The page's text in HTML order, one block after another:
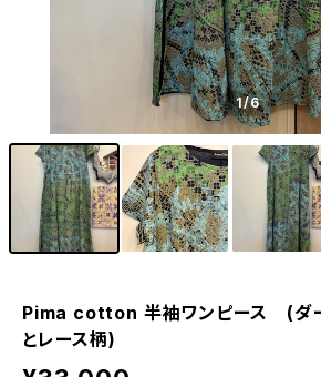
1/6
Pima cotton 半袖ワンピース (ダ
とレース柄)